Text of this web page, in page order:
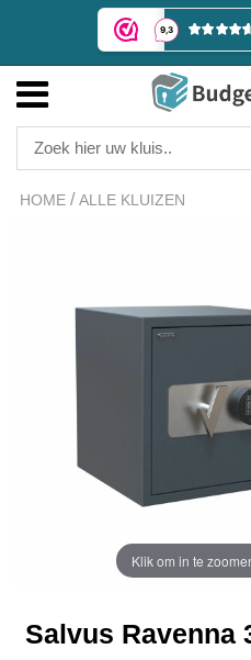
HOME / ALLE KLUIZEN
Klik om in te
Salvus Ravenna